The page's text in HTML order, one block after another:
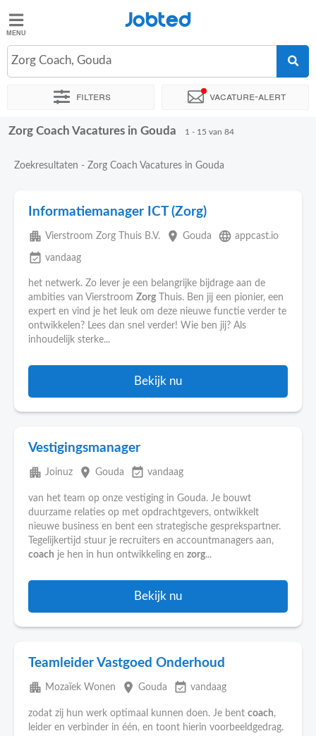
Jobted
Vacatures
Salarissen
Jobted
Zorg Coach, Gouda
Filters Vacature-alert
Sorteer op Exacte locatie Bedrijf Uitzendbureau
Zorg Coach Vacatures in Gouda 1 - 15 van 84
Zoekresultaten - Zorg Coach Vacatures in Gouda
Informatiemanager ICT (Zorg)
apartment Vierstroom Zorg Thuis B.V. place Gouda language appcast.io
event_available vandaag
het netwerk. Zo lever je een belangrijke bijdrage aan de
ambities van Vierstroom Zorg Thuis. Ben jij een pionier, een
expert en vind je het leuk om deze nieuwe functie verder te
ontwikkelen? Lees dan snel verder! Wie ben jij? Als
inhoudelijk sterke...
Bekijk nu
Vestigingsmanager
apartment Joinuz place Gouda event_available vandaag
van het team op onze vestiging in Gouda. Je bouwt
duurzame relaties op met opdrachtgevers, ontwikkelt
nieuwe business en bent een strategische gesprekspartner.
Tegelijkertijd stuur je recruiters en accountmanagers aan,
coach je hen in hun ontwikkeling en zorg...
Bekijk nu
Teamleider Vastgoed Onderhoud
apartment Mozaïek Wonen place Gouda event_available vandaag
zodat zij hun werk optimaal kunnen doen. Je bent coach,
leider en verbinder in één, en toont hierin voorbeeldgedrag.